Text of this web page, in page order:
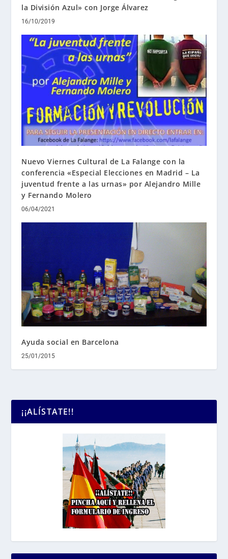
la División Azul» con Jorge Álvarez
16/10/2019
Nuevo Viernes Cultural de La Falange con la
conferencia «Especial Elecciones en Madrid – La
juventud frente a las urnas» por Alejandro Mille
y Fernando Molero
06/04/2021
Ayuda social en Barcelona
25/01/2015
¡¡ALÍSTATE!!